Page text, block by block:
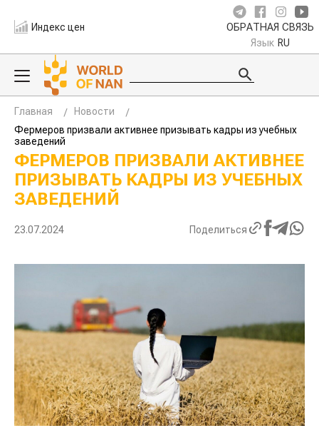
Индекс цен ОБРАТНАЯ СВЯЗЬ
Язык RU
Главная
Новости
Фермеров призвали активнее призывать кадры из учебных
заведений
ФЕРМЕРОВ ПРИЗВАЛИ АКТИВНЕЕ
ПРИЗЫВАТЬ КАДРЫ ИЗ УЧЕБНЫХ
ЗАВЕДЕНИЙ
23.07.2024 Поделиться